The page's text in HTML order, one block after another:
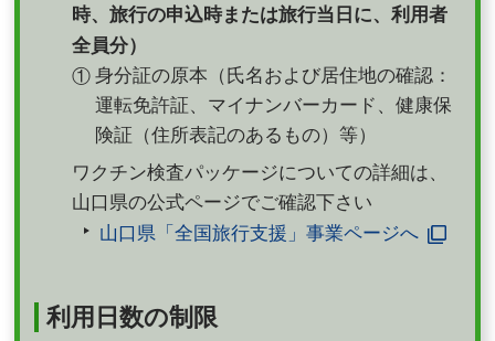
時、旅行の申込時または旅行当日に、利用者
全員分）
① 身分証の原本（氏名および居住地の確認：
運転免許証、マイナンバーカード、健康保
険証（住所表記のあるもの）等）
ワクチン検査パッケージについての詳細は、
山口県の公式ページでご確認下さい
山口県「全国旅行支援」事業ページへ
利用日数の制限